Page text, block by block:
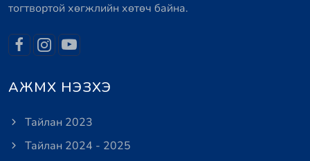
тогтвортой хөгжлийн хөтөч байна.
АЖМХ НЭЗХЭ
Тайлан 2023
Тайлан 2024 - 2025